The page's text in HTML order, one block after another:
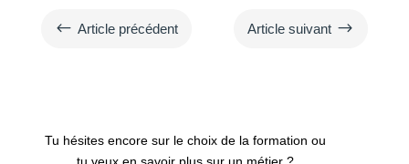
# Article précédent Article suivant $
Tu hésites encore sur le choix de la formation ou